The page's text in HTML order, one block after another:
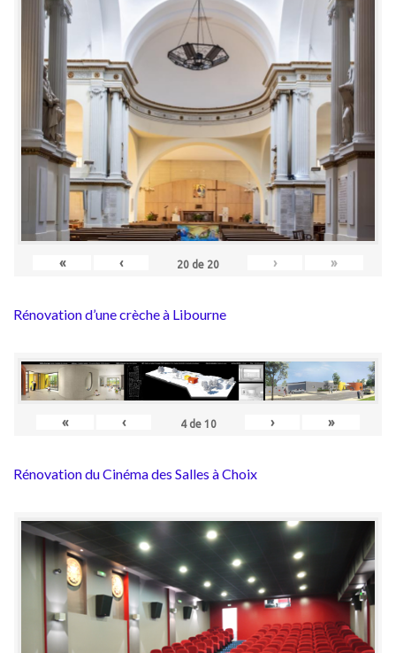
« ‹ 20 de 20 › »
Rénovation d’une crèche à Libourne
« ‹ 4de 10 › »
Rénovation du Cinéma des Salles à Choix